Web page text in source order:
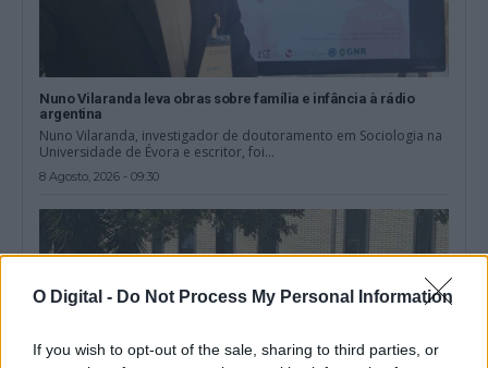
O Digital - Do Not Process My Personal Information
If you wish to opt-out of the sale, sharing to third parties, or
Nuno Vilaranda leva obras sobre família e infância à rádio
argentina
Nuno Vilaranda, investigador de doutoramento em Sociologia na
Universidade de Évora e escritor, foi...
8 Agosto, 2026 - 09:30